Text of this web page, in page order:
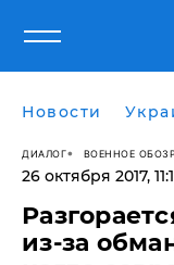
Новости
ДИАЛОГ ВОЕННОЕ
26 октября 2017,
из-за